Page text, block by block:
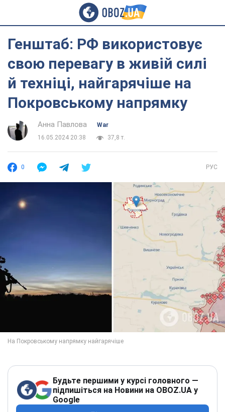
Генштаб: РФ використовує
свою перевагу в живій силі
й техніці, найгарячіше на
Покровському напрямку
Анна Павлова
War
16.05.2024 20:38
37,8 т.
0 РУС
Будьте першими у курсі головного —
підпишіться на Новини на OBOZ.UA у
Google